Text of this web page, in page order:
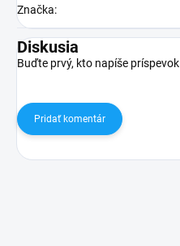
Značka:
Diskusia
Buďte prvý, kto napíše
Pridať komentár